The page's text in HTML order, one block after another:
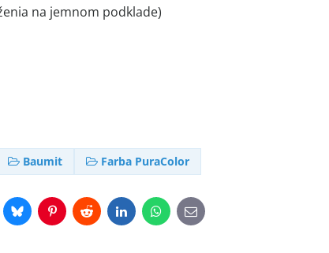
na jemnom podklade)
Baumit Farba PuraColor
BlueskyPinterestRedditLinkedInWhatsApp
E-
mail